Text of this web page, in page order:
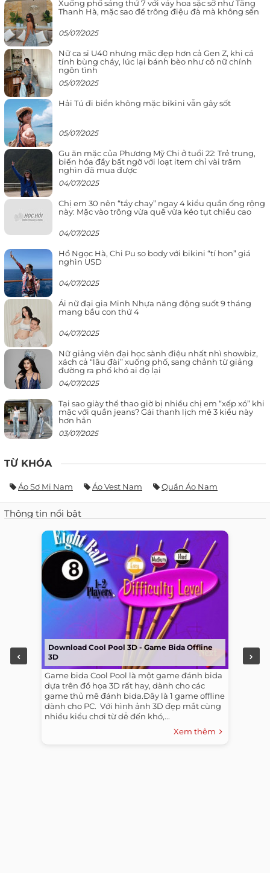
Xuống phố sáng thứ 7 với váy hoa sặc sỡ như Tăng
Thanh Hà, mặc sao để trông điệu đà mà không sến
05/07/2025
Nữ ca sĩ U40 nhưng mặc đẹp hơn cả Gen Z, khi cá
tính bùng cháy, lúc lại bánh bèo như cô nữ chính
ngôn tình
05/07/2025
Hải Tú đi biển không mặc bikini vẫn gây sốt
05/07/2025
Gu ăn mặc của Phương Mỹ Chi ở tuổi 22: Trẻ trung,
biến hóa đầy bất ngờ với loạt item chỉ vài trăm
nghìn đã mua được
04/07/2025
Chị em 30 nên “tẩy chay” ngay 4 kiểu quần ống rộng
này: Mặc vào trông vừa quê vừa kéo tụt chiều cao
04/07/2025
Hồ Ngọc Hà, Chi Pu so body với bikini “tí hon” giá
nghìn USD
04/07/2025
Ái nữ đại gia Minh Nhựa năng động suốt 9 tháng
mang bầu con thứ 4
04/07/2025
Nữ giảng viên đại học sành điệu nhất nhì showbiz,
xách cả “lâu đài” xuống phố, sang chảnh từ giảng
đường ra phố khó ai đọ lại
04/07/2025
Tại sao giày thể thao giờ bị nhiều chị em “xếp xó” khi
mặc với quần jeans? Gái thanh lịch mê 3 kiểu này
hơn hẳn
03/07/2025
TỪ KHÓA
Áo Sơ Mi Nam Áo Vest Nam Quần Áo Nam
Thông tin nổi bật
Download Cool Pool 3D - Game Bida Offline
3D
Game bida Cool Pool là một game đánh bida
dựa trên đồ họa 3D rất hay, dành cho các
game thủ mê đánh bida.Đây là 1 game offline
dành cho PC. ​ Với hình ảnh 3D đẹp mắt cùng
nhiều kiểu chơi từ dễ đến khó,...
Xem thêm